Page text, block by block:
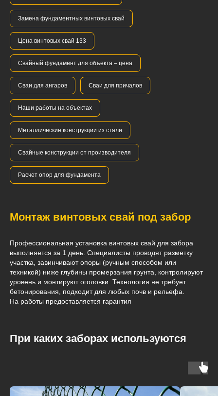
Замена фундаментных винтовых свай
Цена винтовых свай 133
Свайный фундамент для объекта – цена
Сваи для ангаров Сваи для причалов
Наши работы на объектах
Металлические конструкции из стали
Свайные конструкции от производителя
Расчет опор для фундамента
Монтаж винтовых свай под забор
Профессиональная установка винтовых свай для забора
выполняется за 1 день. Специалисты проводят разметку
участка, завинчивают опоры (ручным способом или
техникой) ниже глубины промерзания грунта, контролируют
уровень и монтируют оголовки. Технология не требует
бетонирования, подходит для любых почв и рельефа.
На работы предоставляется гарантия
При каких заборах используются